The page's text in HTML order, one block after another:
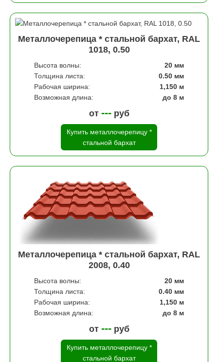
Металлочерепица * стальной бархат, RAL
1018, 0.50
Высота волны:
20 мм
Толщина листа:
0.50 мм
Рабочая ширина:
1,150 м
Возможная длина:
до 8 м
от ---руб
Купить металлочерепицу *
стальной бархат
Металлочерепица * стальной бархат, RAL
2008, 0.40
Высота волны:
20 мм
Толщина листа:
0.40 мм
Рабочая ширина:
1,150 м
Возможная длина:
до 8 м
от ---руб
Купить металлочерепицу *
стальной бархат